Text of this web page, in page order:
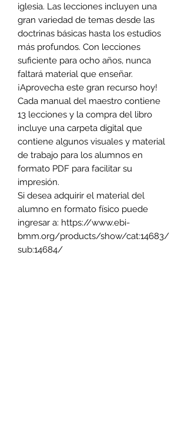
iglesia. Las lecciones incluyen una
gran variedad de temas desde las
doctrinas básicas hasta los estudios
más profundos. Con lecciones
suficiente para ocho años, nunca
faltará material que enseñar.
¡Aprovecha este gran recurso hoy!
Cada manual del maestro contiene
13 lecciones y la compra del libro
incluye una carpeta digital que
contiene algunos visuales y material
de trabajo para los alumnos en
formato PDF para facilitar su
impresión.
Si desea adquirir el material del
alumno en formato físico puede
ingresar a: https://www.ebi-
bmm.org/products/show/cat:14683/
sub:14684/